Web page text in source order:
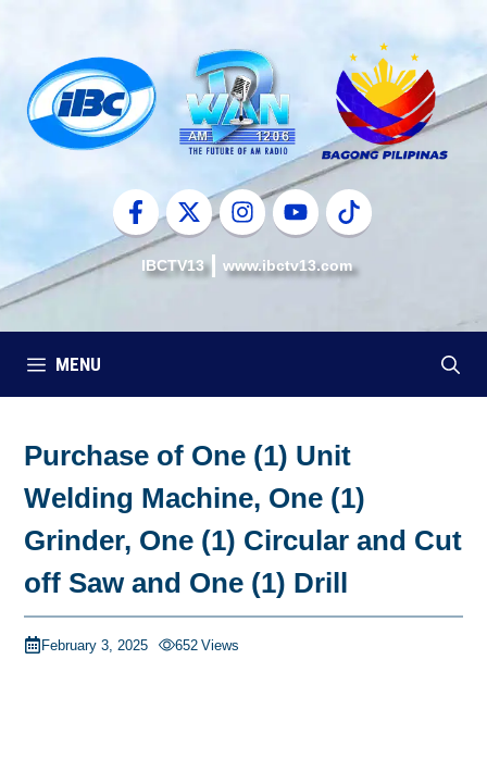
content
IBCTV13 www.ibctv13.com
MENU
Purchase of One (1) Unit
Welding Machine, One (1)
Grinder, One (1) Circular and Cut
off Saw and One (1) Drill
February 3, 2025 652 Views